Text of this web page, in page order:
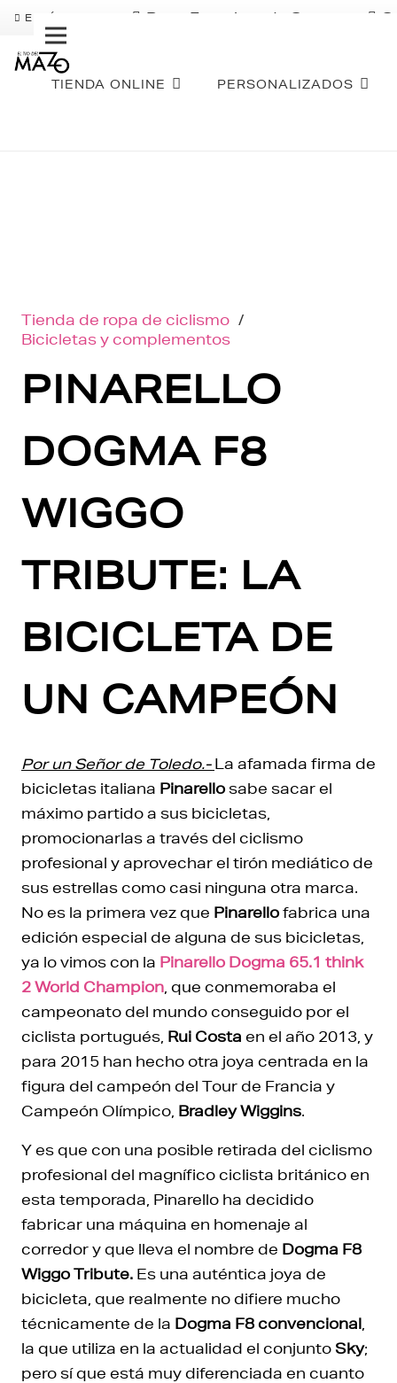
ENVÍO GRATIS Pago Fraccionado Sequra
TIENDA ONLINE PERSONALIZADOS
Tienda de ropa de ciclismo /
Bicicletas y complementos
PINARELLO
DOGMA F8
WIGGO
TRIBUTE: LA
BICICLETA DE
UN CAMPEÓN
Por un Señor de Toledo.- La afamada firma de
bicicletas italiana Pinarello sabe sacar el
máximo partido a sus bicicletas,
promocionarlas a través del ciclismo
profesional y aprovechar el tirón mediático de
sus estrellas como casi ninguna otra marca.
No es la primera vez que Pinarellofabrica una
edición especial de alguna de sus bicicletas,
ya lo vimos con la Pinarello Dogma 65.1 think
2 World Champion , que conmemoraba el
campeonato del mundo conseguido por el
ciclista portugués, Rui Costa en el año 2013, y
para 2015 han hecho otra joya centrada en la
figura del campeón del Tour de Francia y
Campeón Olímpico, Bradley Wiggins.
Y es que con una posible retirada del ciclismo
profesional del magnífico ciclista británico en
esta temporada, Pinarello ha decidido
fabricar una máquina en homenaje al
corredor y que lleva el nombre de Dogma F8
Wiggo Tribute. Es una auténtica joya de
bicicleta, que realmente no difiere mucho
técnicamente de la Dogma F8 convencional
la que utiliza en la actualidad el conjuntoSky;
pero sí que está muy diferenciada en cuanto